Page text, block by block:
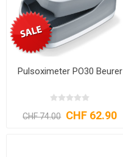
Pulsoximeter PO30 Beurer
CHF 74.00 CHF 62.90